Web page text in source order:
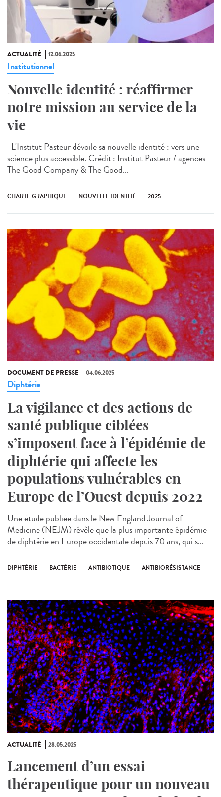
ACTUALITÉ 12.06.2025
Institutionnel
Nouvelle identité : réaffirmer
notre mission au service de la
vie
L'Institut Pasteur dévoile sa nouvelle identité : vers une
science plus accessible. Crédit : Institut Pasteur / agences
The Good Company & The Good...
CHARTE GRAPHIQUE NOUVELLE IDENTITÉ 2025
DOCUMENT DE PRESSE 04.06.2025
Diphtérie
La vigilance et des actions de
santé publique ciblées
s’imposent face à l’épidémie de
diphtérie qui affecte les
populations vulnérables en
Europe de l’Ouest depuis 2022
Une étude publiée dans le New England Journal of
Medicine (NEJM) révèle que la plus importante épidémie
de diphtérie en Europe occidentale depuis 70 ans, qui s...
DIPHTÉRIE BACTÉRIE ANTIBIOTIQUE ANTIBIORÉSISTANCE
ACTUALITÉ 28.05.2025
Lancement d’un essai
thérapeutique pour un nouveau